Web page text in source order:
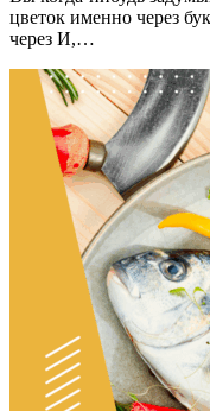
цветок именно через
через И,…